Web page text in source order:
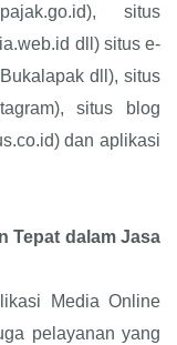
situs
dll) situs e-
dll), situs
situs blog
dan aplikasi
Tepat dalam Jasa
Media Online
pelayanan yang